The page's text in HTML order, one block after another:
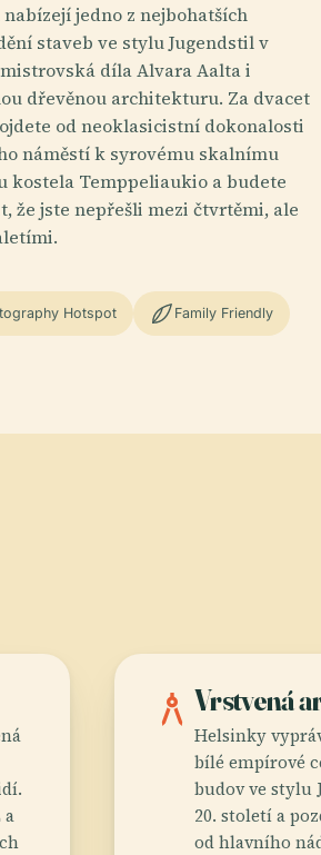
nabízejí jedno z nejbohatších
staveb ve stylu Jugendstil v
díla Alvara Aalta i
dřevěnou architekturu. Za dvacet
od neoklasicistní dokonalosti
náměstí k syrovému skalnímu
kostela Temppeliaukio a budete
že jste nepřešli mezi čtvrtěmi, ale
Hotspot Family Friendly
a
architecture Vrstvená
Helsinky
bílé empírové
budov ve stylu
20. století a
od hlavního